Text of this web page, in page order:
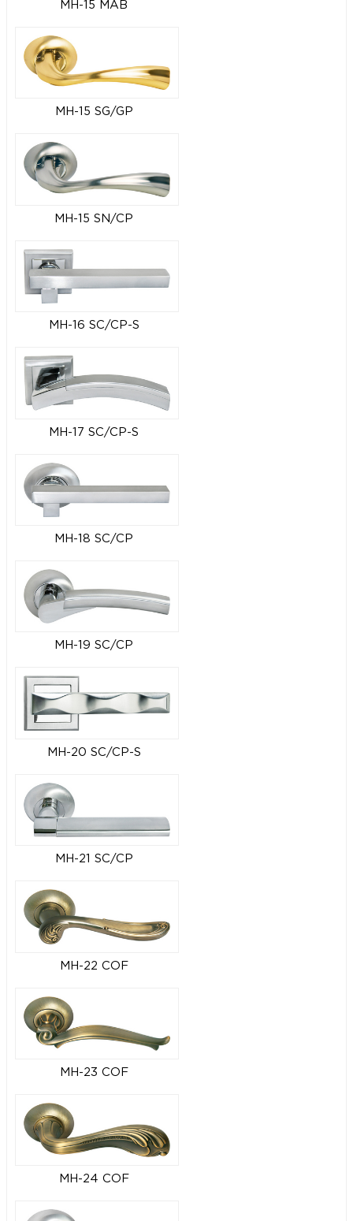
MH-15 MAB
MH-15 SG/GP
MH-15 SN/CP
MH-16 SC/CP-S
MH-17 SC/CP-S
MH-18 SC/CP
MH-19 SC/CP
MH-20 SC/CP-S
MH-21 SC/CP
MH-22 COF
MH-23 COF
MH-24 COF